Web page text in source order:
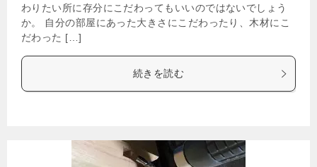
わりたい所に存分にこだわってもいいのではないでしょう
か。 自分の部屋にあった大きさにこだわったり、木材にこ
だわった […]
続きを読む